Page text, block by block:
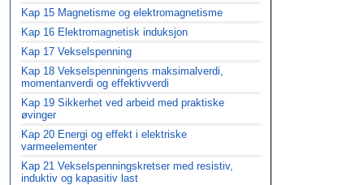
Kap 15 Magnetisme og elektromagnetisme
Kap 16 Elektromagnetisk induksjon
Kap 17 Vekselspenning
Kap 18 Vekselspenningens maksimalverdi,
momentanverdi og effektivverdi
Kap 19 Sikkerhet ved arbeid med praktiske
øvinger
Kap 20 Energi og effekt i elektriske
varmeelementer
Kap 21 Vekselspenningskretser med resistiv,
induktiv og kapasitiv last